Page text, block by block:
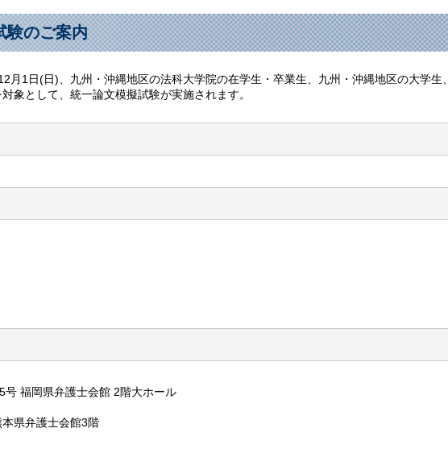
のご案内
月1日(日)、九州・沖縄地区の法科大学院の在学生・卒業生、九州・沖縄地区の大学生、
象として、統一論文模擬試験が実施されます。
福岡県弁護士会館 2階大ホール
県弁護士会館3階